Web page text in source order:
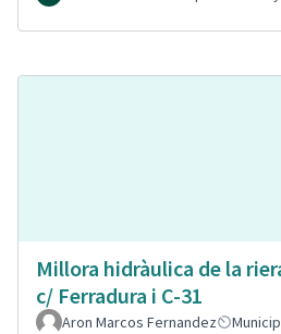
Millora hidràulica de la
c/ Ferradura i C-31
Aron Marcos Fernandez